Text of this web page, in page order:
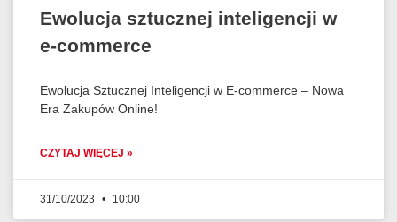
Ewolucja sztucznej inteligencji w
e-commerce
Ewolucja Sztucznej Inteligencji w E-commerce – Nowa
Era Zakupów Online!
CZYTAJ WIĘCEJ »
31/10/2023 10:00